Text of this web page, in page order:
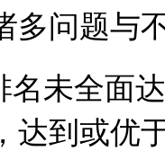
多问题与
名未全面
达到或优